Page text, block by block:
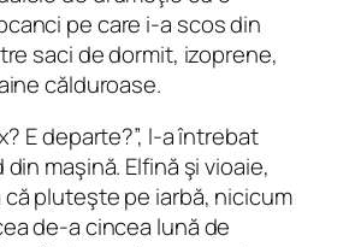
pe care i‑a scos din
saci de dormit, izoprene,
călduroase.
E departe?”, l-a întrebat
maşină. Elfină şi vioaie,
că pluteşte pe iarbă, nicicum
de‑a cincea lună de